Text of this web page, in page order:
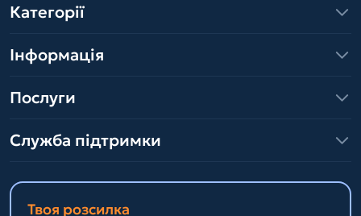
Категорії
Інформація
Послуги
Служба підтримки
Твоя розсилка